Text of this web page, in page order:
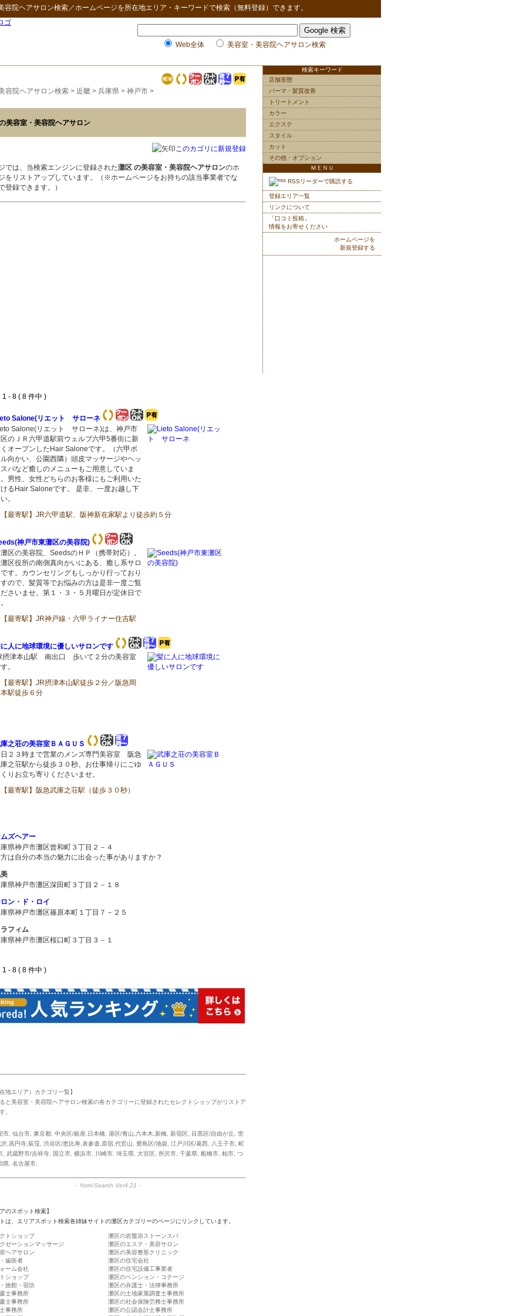
容院ヘアサロン検索／ホームページを所在地エリア・キーワードで検索（無料登録）できます。
Web全体 美容室・美容院ヘアサロン検索
容院ヘアサロン検索 > 近畿 > 兵庫県 > 神戸市 >
美容室・美容院ヘアサロン
このカゴリに新規登録
では、当検索エンジンに登録された灘区 の美容室・美容院ヘアサロンのホ
をリストアップしています。（※ホームページをお持ちの該当事業者でな
登録できます。）
8 ( 8 件中 )
Salone(リエット サローネ
Salone(リエット サローネ)は、神戸市
のＪＲ六甲道駅前ウェルブ六甲5番街に新
オープンしたHair Saloneです。（六甲ボ
向かい、公園西隣）頭皮マッサージやヘッ
パなど癒しのメニューもご用意していま
男性、女性どちらのお客様にもご利用いた
るHair Saloneです。 是非、一度お越し下
。
【最寄駅】JR六甲道駅、阪神新在家駅より徒歩約５分
神戸市東灘区の美容院)
区の美容院、SeedsのＨＰ（携帯対応）。
区役所の南側真向かいにある、癒し系サロ
す。カウンセリングもしっかり行っており
ので、髪質等でお悩みの方は是非一度ご覧
さいませ。第１・３・５月曜日が定休日で
【最寄駅】JR神戸線・六甲ライナー住吉駅
人に地球環境に優しいサロンです
摂津本山駅 南出口 歩いて２分の美容室
。
【最寄駅】JR摂津本山駅徒歩２分／阪急岡
本駅徒歩６分
之荘の美容室ＢＡＧＵＳ
２３時まで営業のメンズ専門美容室 阪急
之荘駅から徒歩３０秒。お仕事帰りにごゆ
りお立ち寄りくださいませ。
【最寄駅】阪急武庫之荘駅（徒歩３０秒）
ズヘアー
県神戸市灘区曾和町３丁目２－４
は自分の本当の魅力に出会った事がありますか？
県神戸市灘区深田町３丁目２－１８
ン・ド・ロイ
県神戸市灘区篠原本町１丁目７－２５
フィム
県神戸市灘区桜口町３丁目３－１
8 ( 8 件中 )
地エリア）カテゴリ一覧】
と美容室・美容院ヘアサロン検索の各カテゴリーに登録されたセレクトショップがリストア
。
市 仙台市 東京都 中央区/銀座,日本橋 港区/青山,六本木,新橋 新宿区 目黒区/自由が丘
世
,高円寺,荻窪 渋谷区/恵比寿,表参道,原宿,代官山 豊島区/池袋 江戸川区/葛西 八王子市 町
武蔵野市/吉祥寺 国立市 横浜市 川崎市 埼玉県 大宮区 所沢市 千葉県 船橋市 柏市 つ
県 名古屋市
- Yomi-Search Ver4.21 -
のスポット検索】
は、エリアスポット検索各姉妹サイトの灘区カテゴリーのページにリンクしています。
トショップ
灘区の岩盤浴ストーンスパ
ゼーションマッサージ
灘区のエステ・美容サロン
ヘアサロン
灘区の美容整形クリニック
歯医者
灘区の住宅会社
ーム会社
灘区の住宅設備工事業者
ショップ
灘区のペンション・コテージ
旅館・宿坊
灘区の弁護士・法律事務所
士事務所
灘区の土地家屋調査士事務所
士事務所
灘区の社会保険労務士事務所
事務所
灘区の公認会計士事務所
検索キーワード
店舗形態
パーマ・髪質改善
トリートメント
カラー
エクステ
スタイル
カット
その他・オプション
ＭＥＮＵ
RSSリーダーで購読する
登録エリア一覧
リンクについて
「口コミ投稿」
情報をお寄せください
ホームページを
新規登録する